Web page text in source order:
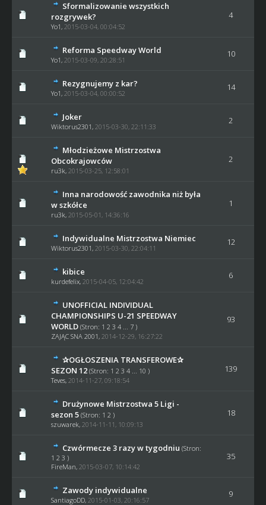
Sformalizowanie wszystkich
rozgrywek?
Yo1, 2015-03-04, 00:04:52
4
Reforma Speedway World
Yo1, 2015-03-09, 20:28:51
10
Rezygnujemy z kar?
Yo1, 2015-03-04, 00:00:52
14
Joker
Wiktorus2301, 2015-03-30, 22:11:33
2
Młodzieżowe Mistrzostwa
Obcokrajowców
ru3k, 2015-03-25, 12:58:01
2
Inna narodowość zawodnika niż była
w szkółce
ru3k, 2015-05-01, 14:36:16
1
Indywidualne Mistrzostwa Niemiec
Wiktorus2301, 2015-03-30, 22:04:11
12
kibice
kurdefelix, 2015-04-05, 12:04:42
6
UNOFFICIAL INDIVIDUAL
CHAMPIONSHIPS U-21 SPEEDWAY
WORLD (Stron: 1 2 3 4 ... 7 )
ZAJĄC SNA 2001, 2014-12-29, 16:27:22
93
✰OGŁOSZENIA TRANSFEROWE✰
SEZON 12 (Stron: 1 2 3 4 ... 10 )
Teves, 2014-11-27, 09:18:54
139
Drużynowe Mistrzostwa 5 Ligi -
sezon 5 (Stron: 1 2 )
szuwarek, 2014-11-11, 10:09:13
18
Czwórmecze 3 razy w tygodniu (Stron:
1 2 3 )
FireMan, 2015-03-07, 10:14:42
35
Zawody indywidualne
SantiagoDD, 2015-01-03, 20:16:57
9